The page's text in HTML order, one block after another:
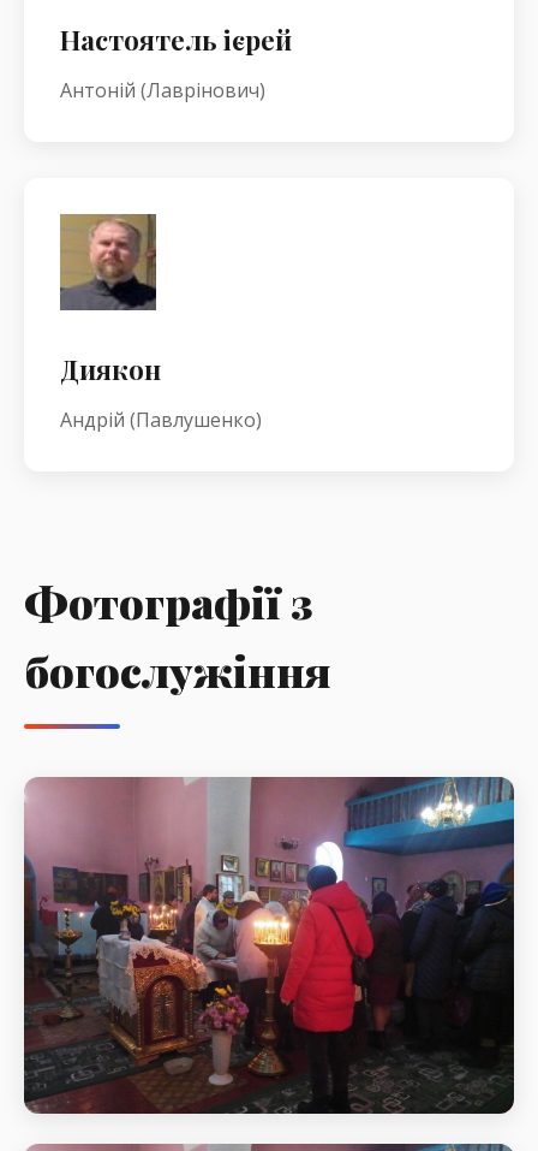
Настоятель ієрей
Антоній (Лаврінович)
Диякон
Андрій (Павлушенко)
Фотографії з
богослужіння